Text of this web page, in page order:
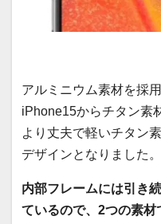
アルミニウム素材を採
iPhone15からチタン素
より丈夫で軽いチタン
デザインとなりました。
内部フレームには引き
ているので、2つの素材